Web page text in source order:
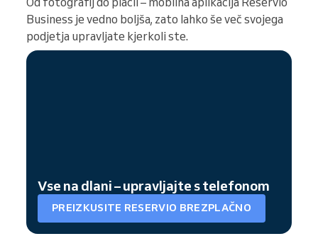
Business je vedno boljša, zato lahko še več svojega
podjetja upravljate kjerkoli ste.
Vse na dlani – upravljajte s telefonom
PREIZKUSITE RESERVIO BREZPLAČNO